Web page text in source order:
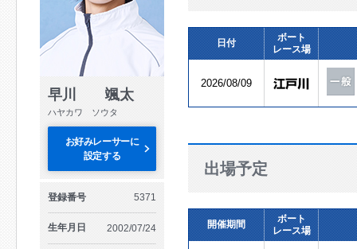
早川 颯太
ハヤカワ ソウタ
お好みレーサーに
設定する
登録番号 5371
生年月日 2002/07/24
日付
ボート
レース場
2026/08/09
出場予定
開催期間
ボート
レース場